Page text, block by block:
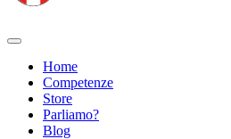
Home
Competenze
Store
Parliamo?
Blog